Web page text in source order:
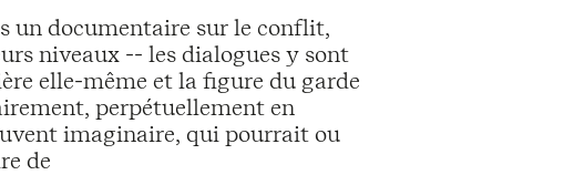
un documentaire sur le conflit,
niveaux -- les dialogues y sont
elle-même et la figure du garde
perpétuellement en
imaginaire, qui pourrait ou
de